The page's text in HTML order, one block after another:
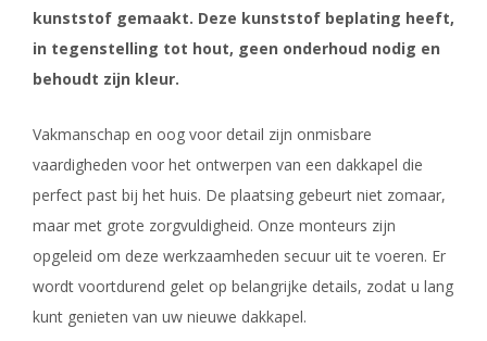
kunststof gemaakt. Deze kunststof beplating heeft,
in tegenstelling tot hout, geen onderhoud nodig en
behoudt zijn kleur.
Vakmanschap en oog voor detail zijn onmisbare
vaardigheden voor het ontwerpen van een dakkapel die
perfect past bij het huis. De plaatsing gebeurt niet zomaar,
maar met grote zorgvuldigheid. Onze monteurs zijn
opgeleid om deze werkzaamheden secuur uit te voeren. Er
wordt voortdurend gelet op belangrijke details, zodat u lang
kunt genieten van uw nieuwe dakkapel.